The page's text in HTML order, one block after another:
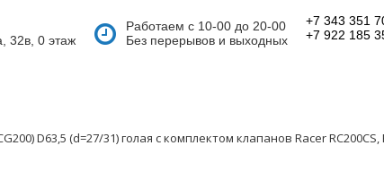
32в, 0 этаж
Работаем с 10-00 до 20-00
Без перерывов и выходных
+7 343 351
+7 922 185
D63,5 (d=27/31) голая с комплектом клапанов Racer RC200CS,